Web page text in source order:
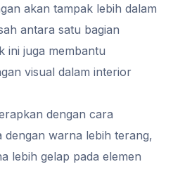
akan tampak lebih dalam
antara satu bagian
ini juga membantu
visual dalam interior
dengan cara
dengan warna lebih terang,
lebih gelap pada elemen